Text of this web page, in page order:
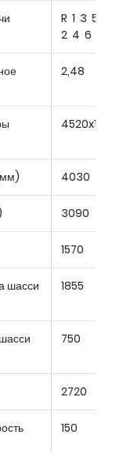
R 1 3 5
2 4 6
2,48
4030
3090
1570
шасси
1855
750
2720
150